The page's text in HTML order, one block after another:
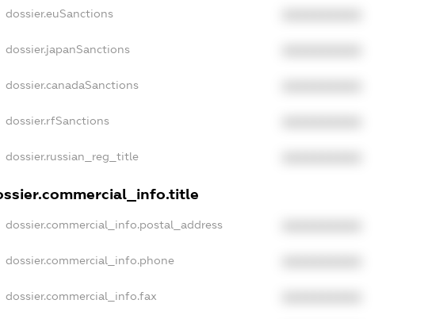
dossier.euSanctions
dossier.japanSanctions
dossier.canadaSanctions
dossier.rfSanctions
dossier.russian_reg_title
dossier.commercial_info.postal_address
dossier.commercial_info.phone
dossier.commercial_info.fax